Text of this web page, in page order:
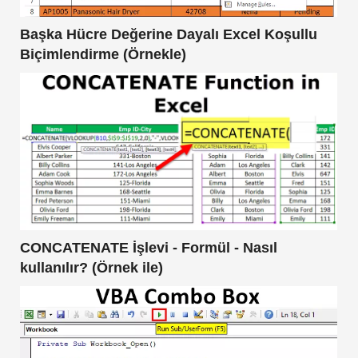
Başka Hücre Değerine Dayalı Excel Koşullu
Biçimlendirme (Örnekle)
CONCATENATE İşlevi - Formül - Nasıl
kullanılır? (Örnek ile)